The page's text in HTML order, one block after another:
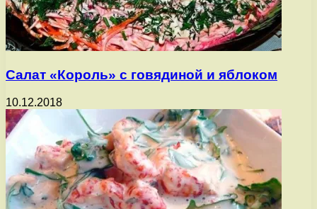
Салат «Король» с говядиной и яблоком
10.12.2018